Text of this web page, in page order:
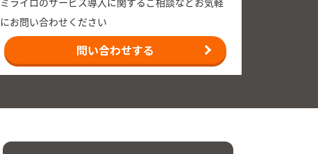
にお問い合わせください
問い合わせする